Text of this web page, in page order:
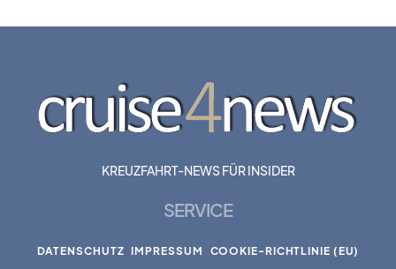
KREUZFAHRT-NEWS FÜR INSIDER
SERVICE
DATENSCHUTZ IMPRESSUM COOKIE-RICHTLINIE (EU)